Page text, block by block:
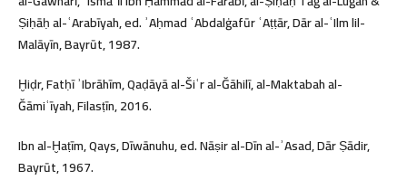
Ṣiḥāḥ al-ʿArabīyah, ed. ʾAḥmad ʿAbdalġafūr ʿAṭṭār, Dār al-ʿIlm lil-
Malāyīn, Bayrūt, 1987.
Ḫiḍr, Fatḥī ʾIbrāhīm, Qaḍāyā al-Šiʿr al-Ğāhilī, al-Maktabah al-
Ğāmiʿīyah, Filasṭīn, 2016.
Ibn al-Ḫaṭīm, Qays, Dīwānuhu, ed. Nāṣir al-Dīn al-ʾAsad, Dār Ṣādir,
Bayrūt, 1967.